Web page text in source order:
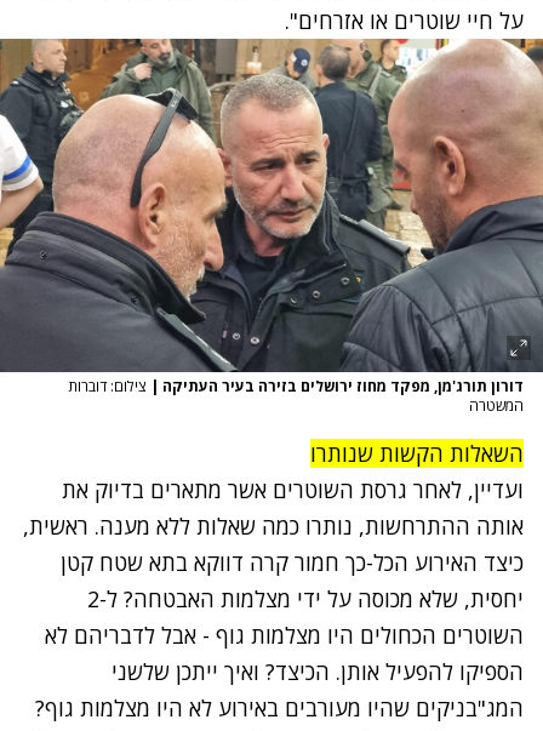
על חיי שוטרים או אזרחים".
דורון תורג'מן, מפקד מחוז ירושלים בזירה בעיר העתיקה | צילום: דוברות
המשטרה
השאלות הקשות שנותרו
ועדיין, לאחר גרסת השוטרים אשר מתארים בדיוק את
אותה ההתרחשות, נותרו כמה שאלות ללא מענה. ראשית,
כיצד האירוע הכל-כך חמור קרה דווקא בתא שטח קטן
יחסית, שלא מכוסה על ידי מצלמות האבטחה? ל-2
השוטרים הכחולים היו מצלמות גוף - אבל לדבריהם לא
הספיקו להפעיל אותן. הכיצד? ואיך ייתכן שלשני
המג"בניקים שהיו מעורבים באירוע לא היו מצלמות גוף?